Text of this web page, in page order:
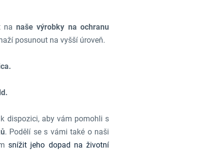
nanaše výrobky na ochranu
posunout na vyšší úroveň.
dispozici, aby vám pomohli s
. Podělí se s vámi také o naši
snížit jeho dopad na životní